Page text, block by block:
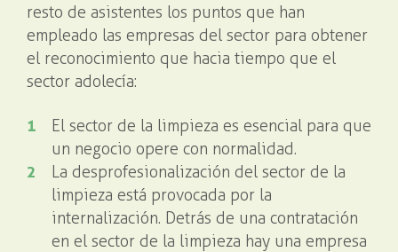
resto de asistentes los puntos que han
empleado las empresas del sector para obtener
el reconocimiento que hacia tiempo que el
sector adolecía:
El sector de la limpieza es esencial para que
un negocio opere con normalidad.
La desprofesionalización del sector de la
limpieza está provocada por la
internalización. Detrás de una contratación
en el sector de la limpieza hay una empresa